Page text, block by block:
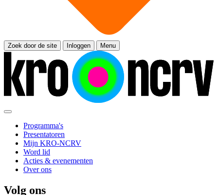
Zoek door de site Inloggen Menu
Programma's
Presentatoren
Mijn KRO-NCRV
Word lid
Acties & evenementen
Over ons
Volg ons